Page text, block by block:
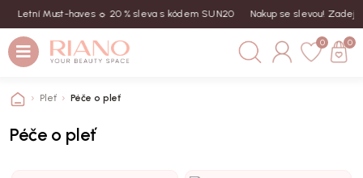
Letní Must-haves ☼ 20 % sleva s kódem SUN20 Nakup se slevou! Zadej kód
0 0
Pleť Péče o pleť
Péče o pleť